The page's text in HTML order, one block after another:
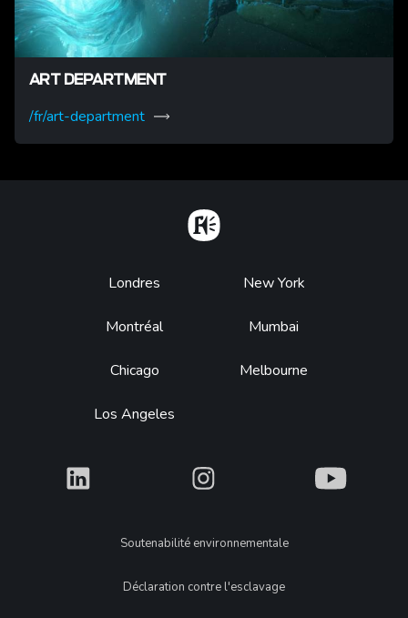
ART DEPARTMENT
/fr/art-department
Footer
Londres
Montréal
Chicago
Los Angeles
New York
Mumbai
Melbourne
What What What
LegalSoutenabilité environnementale
Déclaration contre l'esclavage